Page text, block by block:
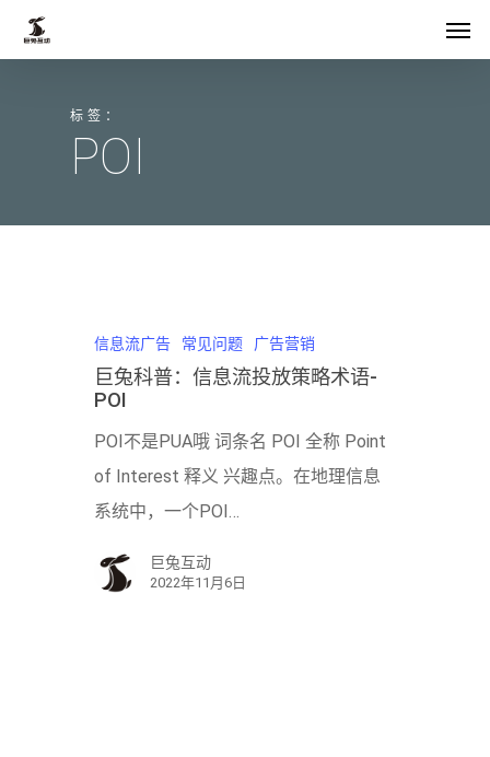
Skip
标签：
POI
信息流广告 常见问题 广告营销
巨兔科普：信息流投放策略术语-
POI
POI不是PUA哦 词条名 POI 全称 Point
of Interest 释义 兴趣点。在地理信息
系统中，一个POI…
巨兔互动
2022年11月6日